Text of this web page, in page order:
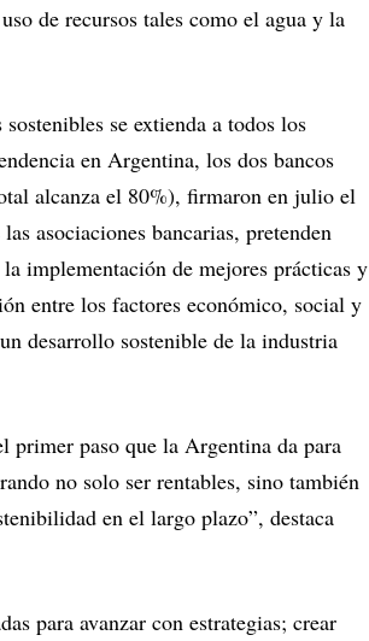
de recursos tales como el agua y la
se extienda a todos los
en Argentina, los dos bancos
alcanza el 80%), firmaron en julio el
asociaciones bancarias, pretenden
implementación de mejores prácticas y
entre los factores económico, social y
desarrollo sostenible de la industria
primer paso que la Argentina da para
no solo ser rentables, sino también
en el largo plazo”, destaca
para avanzar con estrategias; crear